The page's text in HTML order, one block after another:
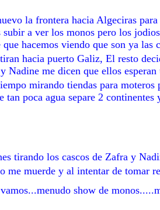
la frontera hacia Algeciras
a ver los monos pero los
que hacemos viendo que son ya
hacia puerto Galiz, El resto
Nadine me dicen que ellos
mirando tiendas para
tan poca agua separe 2
tirando los cascos de Zafra y
muerde y al intentar de tomar
show de